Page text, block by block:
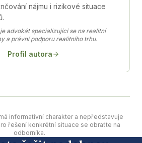
nájmu i rizikové situace
advokát specializující se na realitní
a právní podporu realitního trhu.
Profil autora
informativní charakter a nepředstavuje
řešení konkrétní situace se obraťte na
odborníka.